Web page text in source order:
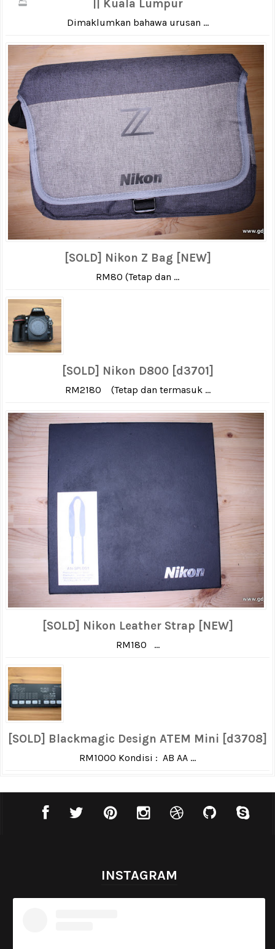
|| Kuala Lumpur
Dimaklumkan bahawa urusan ...
[SOLD] Nikon Z Bag [NEW]
RM80 (Tetap dan ...
[SOLD] Nikon D800 [d3701]
RM2180 (Tetap dan termasuk ...
[SOLD] Nikon Leather Strap [NEW]
RM180 ...
[SOLD] Blackmagic Design ATEM Mini [d3708]
RM1000 Kondisi : AB AA ...
INSTAGRAM